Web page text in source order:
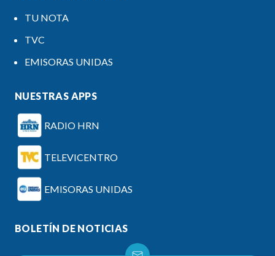
TU NOTA
TVC
EMISORAS UNIDAS
NUESTRAS APPS
RADIO HRN
TELEVICENTRO
EMISORAS UNIDAS
BOLETÍN DE NOTICIAS